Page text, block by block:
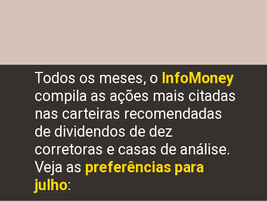
Todos os meses, o
compila as ações mais citadas
nas carteiras recomendadas
de dividendos de dez
corretoras e casas de análise.
Veja as preferências para
julho: